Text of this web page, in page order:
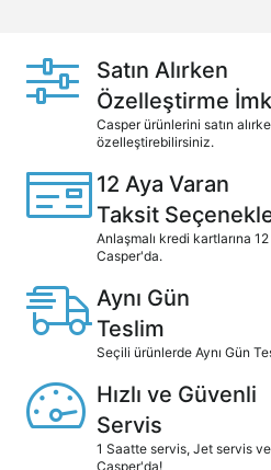
Satın Alırken
Özelleştirme
Casper ürünlerini satın
özelleştirebilirsiniz.
12 Aya Varan
Taksit
Anlaşmalı kredi kartlarına
Casper'da.
Aynı Gün
Teslim
Seçili ürünlerde Aynı Gün
Hızlı ve Güvenli
Servis
1 Saatte servis, Jet servis
Casper'da!